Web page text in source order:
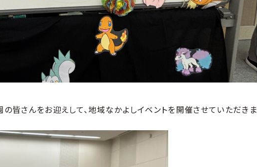
さんをお迎えして、地域なかよしイベントを開催させていただきま